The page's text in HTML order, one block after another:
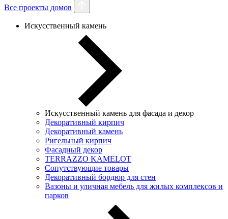
Все проекты домов
Искусственный камень
Искусственный камень для фасада и декор
Декоративный кирпич
Декоративный камень
Ригельный кирпич
Фасадный декор
TERRAZZO KAMELOT
Сопутствующие товары
Декоративный бордюр для стен
Вазоны и уличная мебель для жилых комплексов и
парков